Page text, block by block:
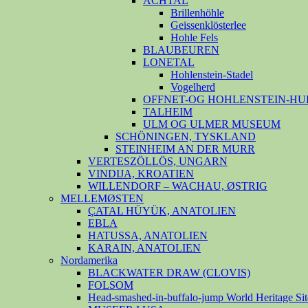
Brillenhöhle
Geissenklösterlee
Hohle Fels
BLAUBEUREN
LONETAL
Hohlenstein-Stadel
Vogelherd
OFFNET-OG HOHLENSTEIN-
TALHEIM
ULM OG ULMER MUSEUM
SCHÖNINGEN, TYSKLAND
STEINHEIM AN DER MURR
VERTESZÖLLÖS, UNGARN
VINDIJA, KROATIEN
WILLENDORF – WACHAU, ØSTRIG
MELLEMØSTEN
ÇATAL HÜYÜK, ANATOLIEN
EBLA
HATUSSA, ANATOLIEN
KARAIN, ANATOLIEN
Nordamerika
BLACKWATER DRAW (CLOVIS)
FOLSOM
Head-smashed-in-buffalo-jump World Heritage